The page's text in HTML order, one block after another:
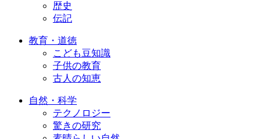
歴史
伝記
教育・道徳
こども豆知識
子供の教育
古人の知恵
自然・科学
テクノロジー
驚きの研究